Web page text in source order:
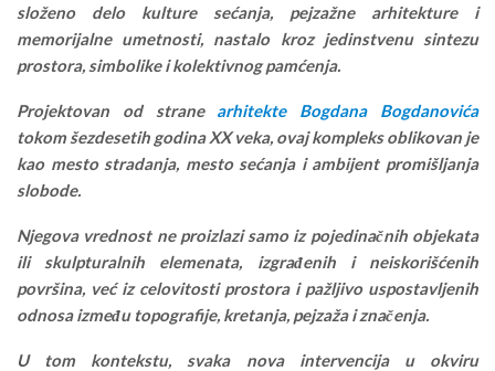
složeno delo kulture sećanja, pejzažne arhitekture i
memorijalne umetnosti, nastalo kroz jedinstvenu sintezu
prostora, simbolike i kolektivnog pamćenja.
Projektovan od strane arhitekte Bogdana Bogdanovića
tokom šezdesetih godina XX veka, ovaj kompleks oblikovan je
kao mesto stradanja, mesto sećanja i ambijent promišljanja
slobode.
Njegova vrednost ne proizlazi samo iz pojedinačnih objekata
ili skulpturalnih elemenata, izgrađenih i neiskorišćenih
površina, već iz celovitosti prostora i pažljivo uspostavljenih
odnosa između topografije, kretanja, pejzaža i značenja.
U tom kontekstu, svaka nova intervencija u okviru